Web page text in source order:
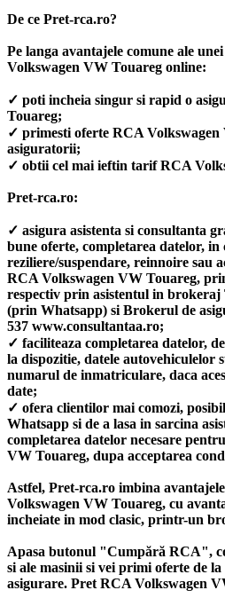
De ce Pret-rca.ro?
Pe langa avantajele comune ale
Volkswagen VW Touareg online:
✓ poti incheia singur si rapid o
Touareg;
✓ primesti oferte RCA Volkswagen
asiguratorii;
✓ obtii cel mai ieftin tarif RCA
Pret-rca.ro:
✓ asigura asistenta si consultanta
bune oferte, completarea datelor, in
reziliere/suspendare, reinnoire sau
RCA Volkswagen VW Touareg,
respectiv prin asistentul in
(prin Whatsapp) si Brokerul de
537 www.consultantaa.ro;
✓ faciliteaza completarea datelor,
la dispozitie, datele autovehiculelor
numarul de inmatriculare, daca
date;
✓ ofera clientilor mai comozi,
Whatsapp si de a lasa in sarcina
completarea datelor necesare
VW Touareg, dupa acceptarea
Astfel, Pret-rca.ro imbina
Volkswagen VW Touareg, cu
incheiate in mod clasic, printr-un
Apasa butonul "Cumpără RCA",
si ale masinii si vei primi oferte de
asigurare. Pret RCA Volkswagen